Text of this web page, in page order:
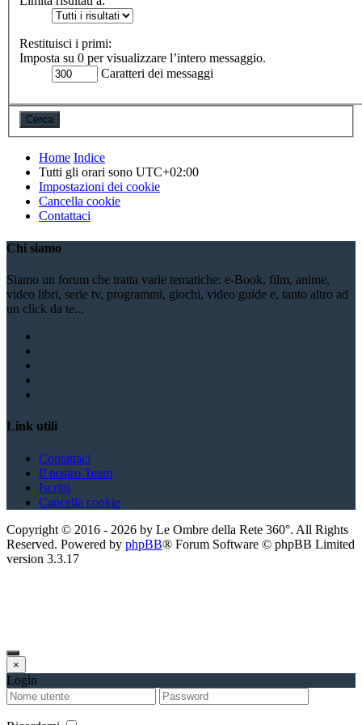
Restituisci i primi:
Imposta su 0 per visualizzare l’intero messaggio.
Caratteri dei messaggi
Home Indice
Tutti gli orari sono UTC+02:00
Impostazioni dei cookie
Cancella cookie
Contattaci
Chi siamo
Siamo un forum che tratta varie tematiche: e-Book, film, anime,
video libri, serie tv, programmi, giochi, video guide e, tanto altro ad
un click da te...
Link utili
Contattaci
Il nostro Team
Iscritti
Cancella cookie
Copyright © 2016 - 2026 by Le Ombre della Rete 360°. All Rights
Reserved. Powered by phpBB® Forum Software © phpBB Limited
version 3.3.17
×
Login